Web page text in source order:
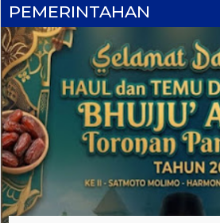
PEMERINTAHAN